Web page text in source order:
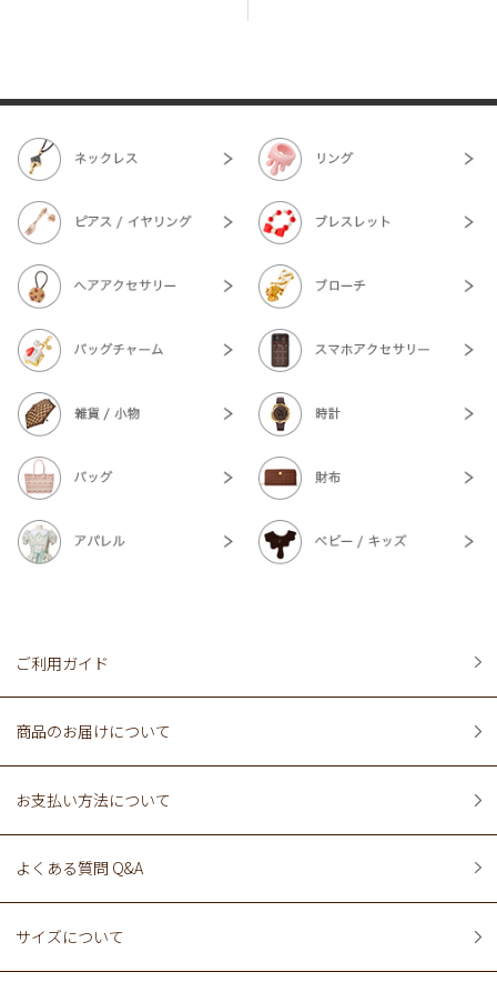
ご利用ガイド
商品のお届けについて
お支払い方法について
よくある質問 Q&A
サイズについて